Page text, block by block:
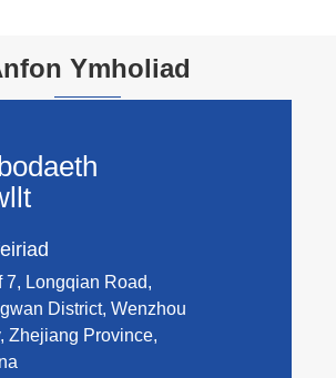
Ymholiad
7, Longqian Road,
District, Wenzhou
Zhejiang Province,